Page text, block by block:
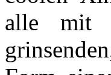
alle mit